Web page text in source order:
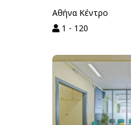
Αθήνα Κέντρο
1 - 120